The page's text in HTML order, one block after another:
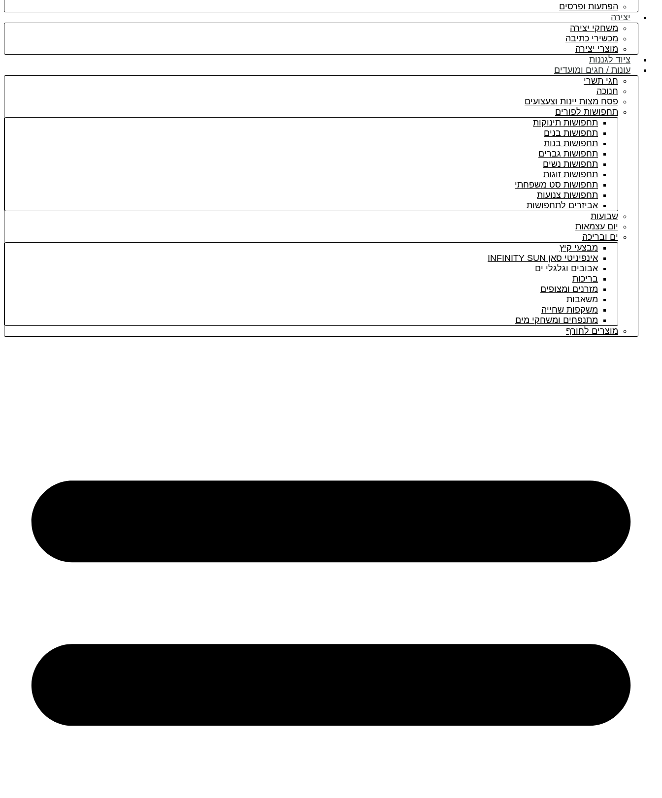
הפתעות ופרסים
יצירה
משחקי יצירה
מכשירי כתיבה
מוצרי יצירה
ציוד לגננות
עונות / חגים ומועדים
חגי תשרי
חנוכה
פסח מצות יינות וצעצועים
תחפושות לפורים
תחפושות תינוקות
תחפושות בנים
תחפושות בנות
תחפושות גברים
תחפושות נשים
תחפושות זוגות
תחפושות סט משפחתי
תחפושות צנועות
אביזרים לתחפושות
שבועות
יום עצמאות
ים ובריכה
מבצעי קיץ
אינפיניטי סאן INFINITY SUN
אבובים וגלגלי ים
בריכות
מזרנים ומצופים
משאבות
משקפות שחייה
מתנפחים ומשחקי מים
מוצרים לחורף